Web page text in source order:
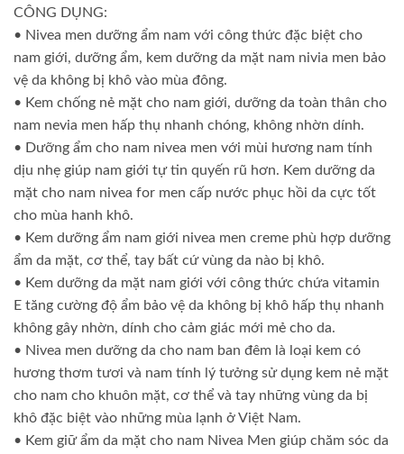
CÔNG DỤNG:
• Nivea men dưỡng ẩm nam với công thức đặc biệt cho
nam giới, dưỡng ẩm, kem dưỡng da mặt nam nivia men bảo
vệ da không bị khô vào mùa đông.
• Kem chống nẻ mặt cho nam giới, dưỡng da toàn thân cho
nam nevia men hấp thụ nhanh chóng, không nhờn dính.
• Dưỡng ẩm cho nam nivea men với mùi hương nam tính
dịu nhẹ giúp nam giới tự tin quyến rũ hơn. Kem dưỡng da
mặt cho nam nivea for men cấp nước phục hồi da cực tốt
cho mùa hanh khô.
• Kem dưỡng ẩm nam giới nivea men creme phù hợp dưỡng
ẩm da mặt, cơ thể, tay bất cứ vùng da nào bị khô.
• Kem dưỡng da mặt nam giới với công thức chứa vitamin
E tăng cường độ ẩm bảo vệ da không bị khô hấp thụ nhanh
không gây nhờn, dính cho cảm giác mới mẻ cho da.
• Nivea men dưỡng da cho nam ban đêm là loại kem có
hương thơm tươi và nam tính lý tưởng sử dụng kem nẻ mặt
cho nam cho khuôn mặt, cơ thể và tay những vùng da bị
khô đặc biệt vào những mùa lạnh ở Việt Nam.
• Kem giữ ẩm da mặt cho nam Nivea Men giúp chăm sóc da